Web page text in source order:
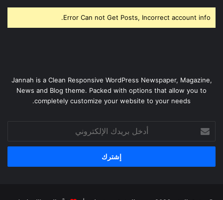
Error Can not Get Posts, Incorrect account info.
Jannah is a Clean Responsive WordPress Newspaper, Magazine,
News and Blog theme. Packed with options that allow you to
completely customize your website to your needs.
بريدك
الإلكتروني